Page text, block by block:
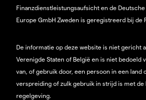
Finanzdienstleistungsaufsicht en de Deutsche
Europe GmbH Zweden is geregistreerd bij de
De informatie op deze website is niet gericht
Verenigde Staten of België en is niet bedoeld
van, of gebruik door, een persoon in een land
verspreiding of zulk gebruik in strijd is met de
regelgeving.